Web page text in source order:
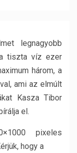
legnagyobb
tiszta víz ezer
három, a
ami az elmúlt
Kasza Tibor
el.
pixeles
hogy a